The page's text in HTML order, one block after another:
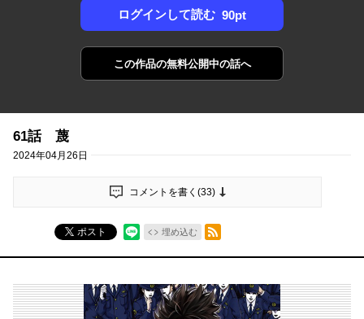
ログインして読む 90pt
この作品の無料公開中の話へ
61話 蔑
2024年04月26日
コメントを書く(33)
ポスト 埋め込む
RSSフィード